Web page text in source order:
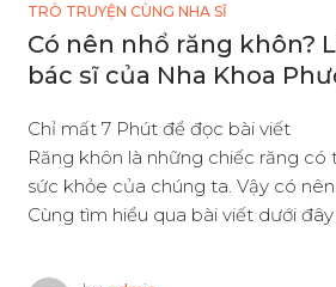
TRÒ TRUYỆN CÙNG NHA SĨ
Có nên nhổ răng khôn?
bác sĩ của Nha Khoa
Chỉ mất 7 Phút để đọc bài viết
Răng khôn là những chiếc răng có
sức khỏe của chúng ta. Vậy có
Cùng tìm hiểu qua bài viết dưới đây